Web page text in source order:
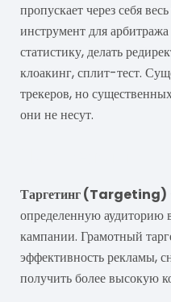
пропускает через себя
инструмент для
статистику, делать
клоакинг, сплит-тест.
трекеров, но
они не несут.
Таргетинг (Targeting)
определенную аудиторию
кампании. Грамотный
эффективность рекламы,
получить более высокую